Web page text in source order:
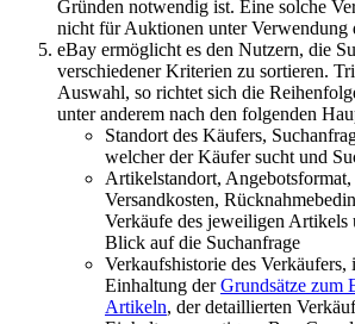
Gründen notwendig ist. Eine solche
nicht für Auktionen unter Verwendung
eBay ermöglicht es den Nutzern, die
verschiedener Kriterien zu sortieren.
Auswahl, so richtet sich die
unter anderem nach den folgenden
Standort des Käufers,
welcher der Käufer sucht und
Artikelstandort,
Versandkosten,
Verkäufe des jeweiligen Artikels
Blick auf die Suchanfrage
Verkaufshistorie des Verkäufers,
Einhaltung derGrundsätze zum
Artikeln, der detaillierten